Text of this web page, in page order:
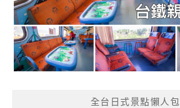
全台日式景點懶人包